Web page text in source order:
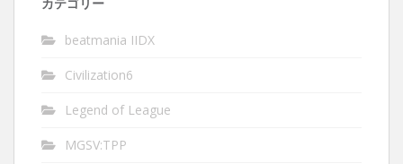
beatmania IIDX
Civilization6
Legend of League
MGSV:TPP